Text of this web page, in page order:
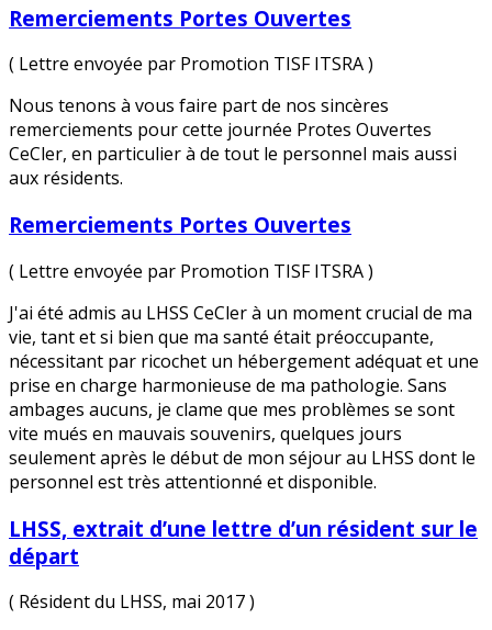
Remerciements Portes Ouvertes
( Lettre envoyée par Promotion TISF ITSRA )
Nous tenons à vous faire part de nos sincères
remerciements pour cette journée Protes Ouvertes
CeCler, en particulier à de tout le personnel mais aussi
aux résidents.
Remerciements Portes Ouvertes
( Lettre envoyée par Promotion TISF ITSRA )
J'ai été admis au LHSS CeCler à un moment crucial de ma
vie, tant et si bien que ma santé était préoccupante,
nécessitant par ricochet un hébergement adéquat et une
prise en charge harmonieuse de ma pathologie. Sans
ambages aucuns, je clame que mes problèmes se sont
vite mués en mauvais souvenirs, quelques jours
seulement après le début de mon séjour au LHSS dont le
personnel est très attentionné et disponible.
LHSS, extrait d’une lettre d’un résident sur le
départ
( Résident du LHSS, mai 2017 )